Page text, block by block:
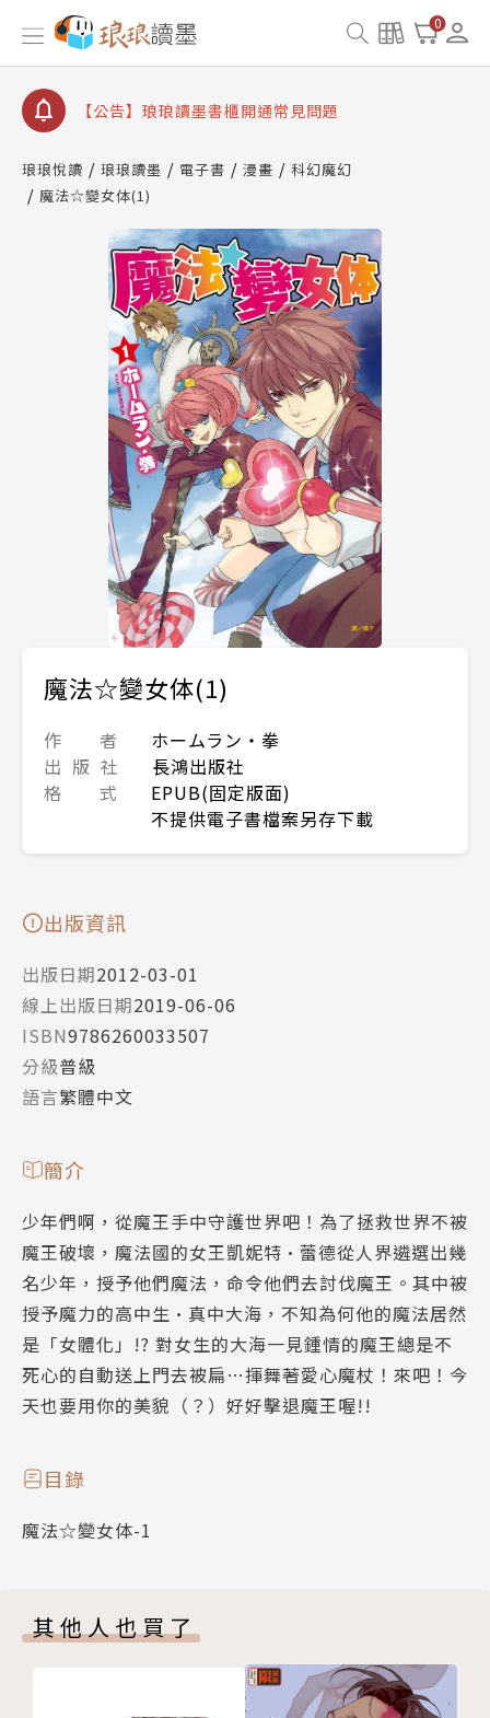
0
【公告】琅琅讀墨數位閱讀資產合併與書櫃開通申請
【公告】琅琅讀墨書櫃開通常見問題
【公告】琅琅讀墨 3 分鐘完成書櫃開通與資產合併申
請圖文教學
查詢
【公告】琅琅讀墨數位閱讀資產合併與書櫃開通申請
琅琅悅讀 琅琅讀墨 電子書 漫畫
科幻魔幻
魔法☆變女体(1)
魔法☆變女体(1)
作 者
ホームラン・拳
出 版 社
長鴻出版社
格 式
EPUB(固定版面)
不提供電子書檔案另存下載
出版資訊
出版日期2012-03-01
線上出版日期2019-06-06
ISBN9786260033507
分級普級
語言繁體中文
簡介
少年們啊，從魔王手中守護世界吧！為了拯救世界不被
魔王破壞，魔法國的女王凱妮特•蕾德從人界遴選出幾
名少年，授予他們魔法，命令他們去討伐魔王。其中被
授予魔力的高中生•真中大海，不知為何他的魔法居然
是「女體化」!? 對女生的大海一見鍾情的魔王總是不
死心的自動送上門去被扁…揮舞著愛心魔杖！來吧！今
天也要用你的美貌（？）好好擊退魔王喔!!
目錄
魔法☆變女体-1
其他人也買了